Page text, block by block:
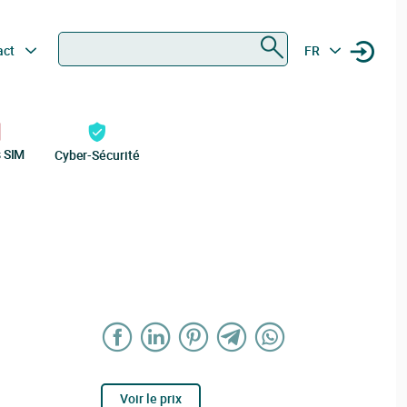
FR
Cyber-Sécurité
Voir le prix